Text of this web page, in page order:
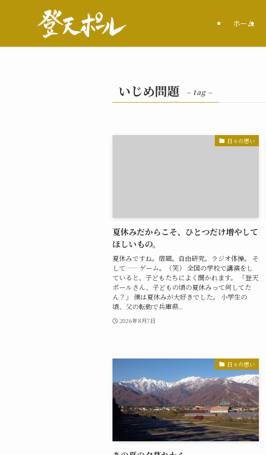
ホーム
いじめ問題 – tag –
日々の想い
夏休みだからこそ、ひとつだけ増やして
ほしいもの。
夏休みですね。宿題。自由研究。ラジオ体操。 そ
して…… ゲーム。（笑） 全国の学校で講演をし
ていると、子どもたちによく聞かれます。 「登天
ポールさん、子どもの頃の夏休みって何してた
ん？」 僕は夏休みが大好きでした。 小学生の
頃、父の転勤で兵庫県...
2026年8月7日
日々の想い